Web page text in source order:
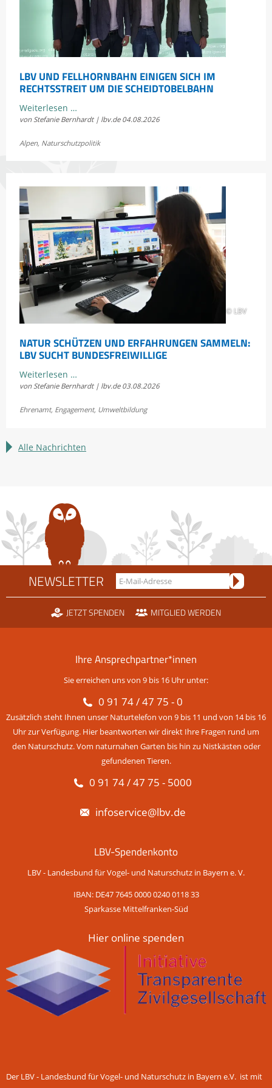
LBV UND FELLHORNBAHN EINIGEN SICH IM
RECHTSSTREIT UM DIE SCHEIDTOBELBAHN
Weiterlesen …
und
einigen
die
Scheidtobelbahn
von Stefanie Bernhardt | lbv.de 04.08.2026
Alpen, Naturschutzpolitik
© LBV
NATUR SCHÜTZEN UND ERFAHRUNGEN SAMMELN:
LBV SUCHT BUNDESFREIWILLIGE
Weiterlesen …Natur
schützen
Erfahrungen
LBV
von Stefanie Bernhardt | lbv.de 03.08.2026
Ehrenamt, Engagement, Umweltbildung
Alle Nachrichten
NEWSLETTER
JETZT SPENDEN MITGLIED WERDEN
Ihre Ansprechpartner*innen
Sie erreichen uns von 9 bis 16 Uhr unter:
0 91 74 / 47 75 - 0
Zusätzlich steht Ihnen unser Naturtelefon von 9 bis 11 und von 14 bis 16
Uhr zur Verfügung. Hier beantworten wir direkt Ihre Fragen rund um
den Naturschutz. Vom naturnahen Garten bis hin zu Nistkästen oder
gefundenen Tieren.
0 91 74 / 47 75 - 5000
infoservice@lbv.de
LBV-Spendenkonto
LBV - Landesbund für Vogel- und Naturschutz in Bayern e. V.
IBAN: DE47 7645 0000 0240 0118 33
Sparkasse Mittelfranken-Süd
Hier online spenden
Der LBV - Landesbund für Vogel- und Naturschutz in Bayern e.V. ist mit